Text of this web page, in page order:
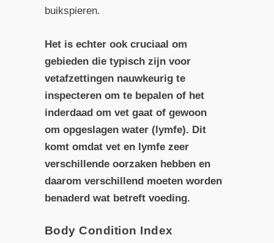
buikspieren.
Het is echter ook cruciaal om
gebieden die typisch zijn voor
vetafzettingen nauwkeurig te
inspecteren om te bepalen of het
inderdaad om vet gaat of gewoon
om opgeslagen water (lymfe). Dit
komt omdat vet en lymfe zeer
verschillende oorzaken hebben en
daarom verschillend moeten worden
benaderd wat betreft voeding.
Body Condition Index